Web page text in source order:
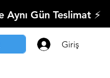
Gün Teslimat ⚡
Giriş